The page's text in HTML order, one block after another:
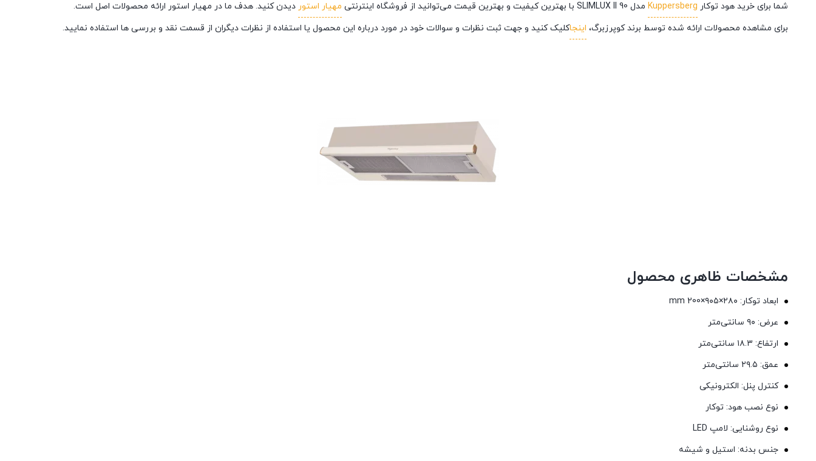
شما برای خرید هود توکار Kuppersberg مدل SLIMLUX II 90 با بهترین کیفیت و بهترین قیمت می‌توانید از فروشگاه اینترنتی مهیار استور دیدن کنید. هدف ما در مهیار استور ارائه محصولات اصل است.
برای مشاهده محصولات ارائه شده توسط برند کوپرزبرگ، اینجاکلیک کنید و جهت ثبت نظرات و سوالات خود در مورد درباره این محصول یا استفاده از نظرات دیگران از قسمت نقد و بررسی ها استفاده نمایید.
مشخصات ظاهری محصول
ابعاد توکار: mm 200×۹۰۵×۲۸۰
عرض: ۹۰ سانتی‌متر
ارتفاع: ۱۸.۳ سانتی‌متر
عمق: ۲۹.۵ سانتی‌متر
کنترل پنل: الکترونیکی
نوع نصب هود: توکار
نوع روشنایی: لامپ LED
جنس بدنه: استیل و شیشه